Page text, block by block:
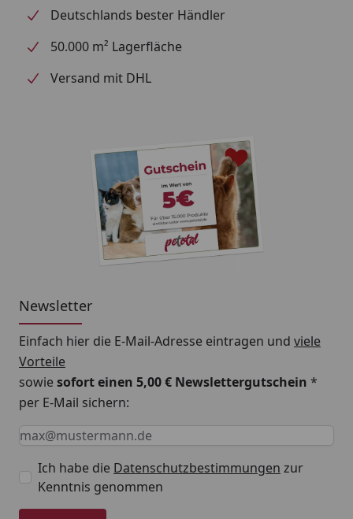
Deutschlands bester Händler
50.000 m² Lagerfläche
Versand mit DHL
Newsletter
Einfach hier die E-Mail-Adresse eintragen und viele
Vorteile
sowiesofort einen 5,00 € Newslettergutschein *
per E-Mail sichern:
Keine Eingabe erforderlich
Eingabe erforderlich
E-Mail *
Ich habe die Datenschutzbestimmungen zur
Kenntnis genommen